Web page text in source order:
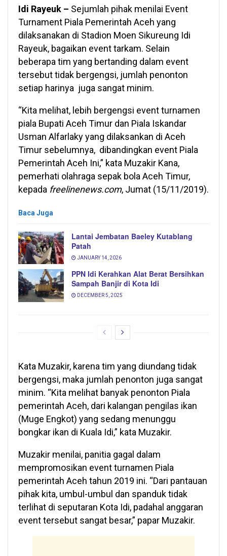
Idi Rayeuk – Sejumlah pihak menilai Event
Turnament Piala Pemerintah Aceh yang
dilaksanakan di Stadion Moen Sikureung Idi
Rayeuk, bagaikan event tarkam. Selain
beberapa tim yang bertanding dalam event
tersebut tidak bergengsi, jumlah penonton
setiap harinya juga sangat minim.
“Kita melihat, lebih bergengsi event turnamen
piala Bupati Aceh Timur dan Piala Iskandar
Usman Alfarlaky yang dilaksankan di Aceh
Timur sebelumnya, dibandingkan event Piala
Pemerintah Aceh Ini,” kata Muzakir Kana,
pemerhati olahraga sepak bola Aceh Timur,
kepada freelinenews.com, Jumat (15/11/2019).
Baca Juga
Lantai Jembatan Baeley Kutablang
Patah
JANUARY 14, 2026
PPN Idi Kerahkan Alat Berat Bersihkan
Sampah Banjir di Kota Idi
DECEMBER 5, 2025
Kata Muzakir, karena tim yang diundang tidak
bergengsi, maka jumlah penonton juga sangat
minim. “Kita melihat banyak penonton Piala
pemerintah Aceh, dari kalangan pengilas ikan
(Muge Engkot) yang sedang menunggu
bongkar ikan di Kuala Idi,” kata Muzakir.
Muzakir menilai, panitia gagal dalam
mempromosikan event turnamen Piala
pemerintah Aceh tahun 2019 ini. “Dari pantauan
pihak kita, umbul-umbul dan spanduk tidak
terlihat di seputaran Kota Idi, padahal anggaran
event tersebut sangat besar,” papar Muzakir.